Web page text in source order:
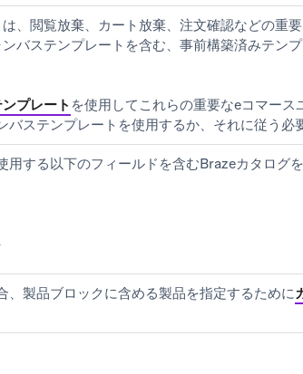
、閲覧放棄、カート放棄、注文確認などの重
バステンプレートを含む、事前構築済みテン
プレート を使用してこれらの重要なeコマー
バステンプレートを使用するか、それに従う必
用する以下のフィールドを含むBrazeカタログ
、製品ブロックに含める製品を指定するために